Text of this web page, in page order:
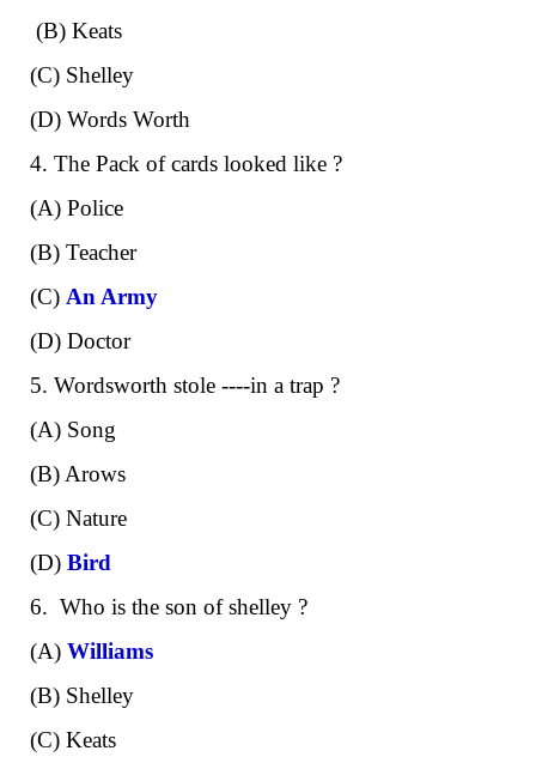
(B) Keats
(C) Shelley
(D) Words Worth
4. The Pack of cards looked like ?
(A) Police
(B) Teacher
(C) An Army
(D) Doctor
5. Wordsworth stole ----in a trap ?
(A) Song
(B) Arows
(C) Nature
(D) Bird
6. Who is the son of shelley ?
(A) Williams
(B) Shelley
(C) Keats